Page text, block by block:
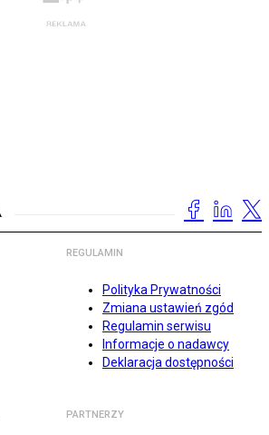
REGULAMIN
Polityka Prywatności
Zmiana ustawień zgód
Regulamin serwisu
Informacje o nadawcy
Deklaracja dostępności
PARTNERZY